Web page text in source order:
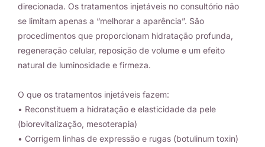
direcionada. Os tratamentos injetáveis no consultório não
se limitam apenas a “melhorar a aparência”. São
procedimentos que proporcionam hidratação profunda,
regeneração celular, reposição de volume e um efeito
natural de luminosidade e firmeza.
O que os tratamentos injetáveis fazem:
• Reconstituem a hidratação e elasticidade da pele
(biorevitalização, mesoterapia)
• Corrigem linhas de expressão e rugas (botulinum toxin)